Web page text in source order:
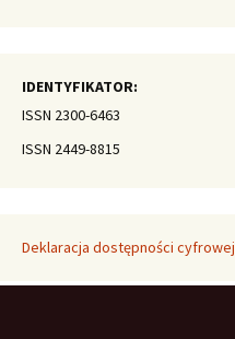
IDENTYFIKATOR:
ISSN 2300-6463
ISSN 2449-8815
Deklaracja dostępności cyfrowej